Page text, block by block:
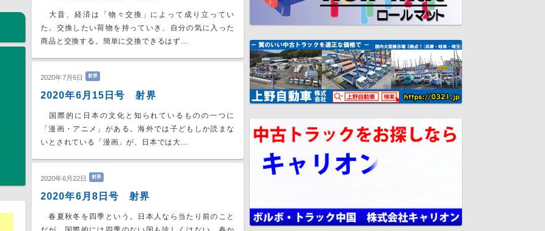
大昔、経済は「物々交換」によって成り立ってい
た。交換したい荷物を持っていき、自分の気に入った
商品と交換する。簡単に交換できるはず...
2020年7月6日 射界
2020年6月15日号 射界
国際的に日本の文化と知られているものの一つに
「漫画・アニメ」がある。海外では子どもしか読まな
いとされている「漫画」が、日本では大...
2020年6月22日 射界
2020年6月8日号 射界
春夏秋冬を四季という。日本人なら当たり前のこと